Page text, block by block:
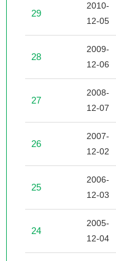
29
2010-
12-05
28
2009-
12-06
27
2008-
12-07
26
2007-
12-02
25
2006-
12-03
24
2005-
12-04